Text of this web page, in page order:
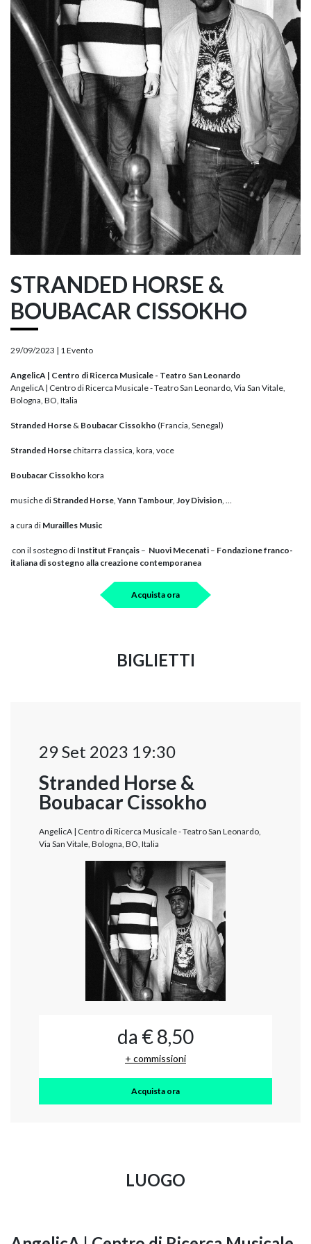
STRANDED HORSE &
BOUBACAR CISSOKHO
29/09/2023 | 1 Evento
AngelicA | Centro di Ricerca Musicale - Teatro San Leonardo
AngelicA | Centro di Ricerca Musicale - Teatro San Leonardo, Via San Vitale,
Bologna, BO, Italia
Stranded Horse & Boubacar Cissokho (Francia, Senegal)
Stranded Horse chitarra classica, kora, voce
Boubacar Cissokho kora
musiche di Stranded Horse, Yann Tambour, Joy Division, …
a cura di Murailles Music
con il sostegno di Institut Français – Nuovi Mecenati – Fondazione franco-
italiana di sostegno alla creazione contemporanea
Acquista ora
BIGLIETTI
29 Set 2023 19:30
Stranded Horse &
Boubacar Cissokho
AngelicA | Centro di Ricerca Musicale - Teatro San Leonardo,
Via San Vitale, Bologna, BO, Italia
da € 8,50
+ commissioni
Acquista ora
LUOGO